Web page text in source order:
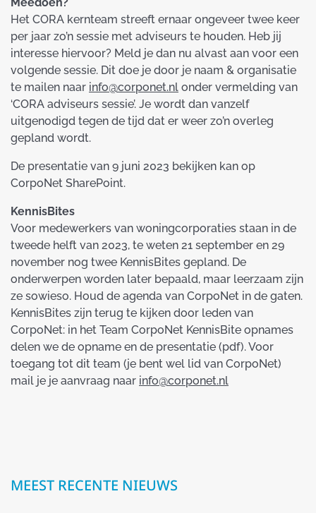
Meedoen?
Het CORA kernteam streeft ernaar ongeveer twee keer
per jaar zo’n sessie met adviseurs te houden. Heb jij
interesse hiervoor? Meld je dan nu alvast aan voor een
volgende sessie. Dit doe je door je naam & organisatie
te mailen naar info@corponet.nl onder vermelding van
‘CORA adviseurs sessie’. Je wordt dan vanzelf
uitgenodigd tegen de tijd dat er weer zo’n overleg
gepland wordt.
De presentatie van 9 juni 2023 bekijken kan op
CorpoNet SharePoint.
KennisBites
Voor medewerkers van woningcorporaties staan in de
tweede helft van 2023, te weten 21 september en 29
november nog twee KennisBites gepland. De
onderwerpen worden later bepaald, maar leerzaam zijn
ze sowieso. Houd de agenda van CorpoNet in de gaten.
KennisBites zijn terug te kijken door leden van
CorpoNet: in het Team CorpoNet KennisBite opnames
delen we de opname en de presentatie (pdf). Voor
toegang tot dit team (je bent wel lid van CorpoNet)
mail je je aanvraag naar info@corponet.nl
MEEST RECENTE NIEUWS